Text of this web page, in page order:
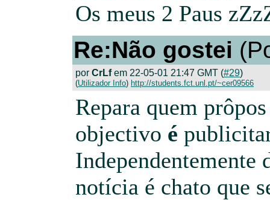
Os meus 2 Paus
Re:Não gostei
por CrLfem 22-05-01 21:47 GMT (#29)
(Utilizador Info) http://students.fct.unl.pt/~cer09566
Repara quem
objectivo é
Independentemente
notícia é chato que